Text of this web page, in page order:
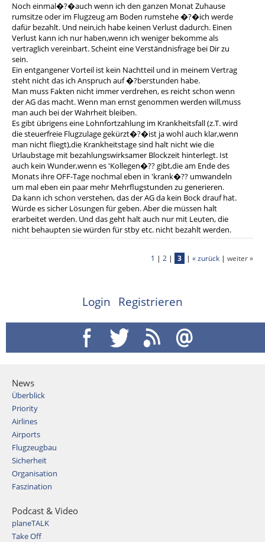
Noch einmal�?�auch wenn ich den ganzen Monat Zuhause
rumsitze oder im Flugzeug am Boden rumstehe �?�ich werde
dafür bezahlt. Und nein,ich habe keinen Verlust dadurch. Einen
Verlust kann ich nur haben,wenn ich weniger bekomme als
vertraglich vereinbart. Scheint eine Verständnisfrage bei Dir zu
sein.
Ein entgangener Vorteil ist kein Nachtteil und in meinem Vertrag
steht nicht das ich Anspruch auf �?berstunden habe.
Man muss Fakten nicht immer verdrehen, es reicht schon wenn
der AG das macht. Wenn man ernst genommen werden will,muss
man auch bei der Wahrheit bleiben.
Es gibt übrigens eine Lohnfortzahlung im Krankheitsfall (z.T. wird
die steuerfreie Flugzulage gekürzt�?�ist ja wohl auch klar,wenn
man nicht fliegt),die Krankheitstage sind halt nicht wie die
Urlaubstage mit bezahlungswirksamer Blockzeit hinterlegt. Ist
auch kein Wunder,wenn es 'Kollegen�?? gibt,die am Ende des
Monats ihre OFF-Tage nochmal eben in 'krank�?? umwandeln
um mal eben ein paar mehr Mehrflugstunden zu generieren.
Da kann ich schon verstehen, das der AG da kein Bock drauf hat.
Würde es sicher Lösungen für geben. Aber die müssen halt
erarbeitet werden. Und das geht halt auch nur mit Leuten, die
nicht behaupten sie würden für stby etc. nicht bezahlt werden.
1 | 2 | 3 | « zurück | weiter »
Login Registrieren
News
Überblick
Priority
Airlines
Airports
Flugzeugbau
Sicherheit
Organisation
Faszination
Podcast & Video
planeTALK
Take Off